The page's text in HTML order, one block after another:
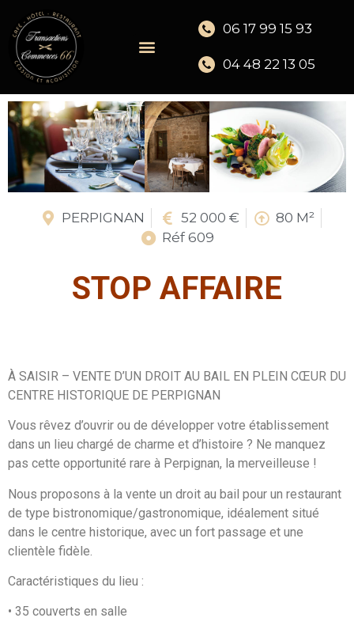
06 17 99 15 93
04 48 22 13 05
PERPIGNAN 52 000 €
80 M²
Réf 609
STOP AFFAIRE
À SAISIR – VENTE D’UN DROIT AU BAIL EN PLEIN CŒUR DU
CENTRE HISTORIQUE DE PERPIGNAN
Vous rêvez d’ouvrir ou de développer votre établissement
dans un lieu chargé de charme et d’histoire ? Ne manquez
pas cette opportunité rare à Perpignan, la merveilleuse !
Nous proposons à la vente un droit au bail pour un restaurant
de type bistronomique/gastronomique, idéalement situé
dans le centre historique, avec un fort passage et une
clientèle fidèle.
Caractéristiques du lieu :
• 35 couverts en salle